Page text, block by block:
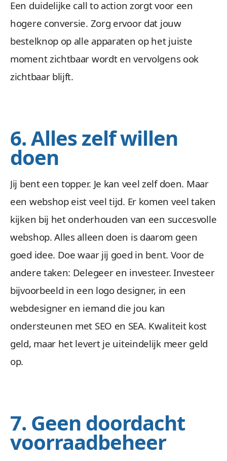
Een duidelijke call to action zorgt voor een
hogere conversie. Zorg ervoor dat jouw
bestelknop op alle apparaten op het juiste
moment zichtbaar wordt en vervolgens ook
zichtbaar blijft.
6. Alles zelf willen
doen
Jij bent een topper. Je kan veel zelf doen. Maar
een webshop eist veel tijd. Er komen veel taken
kijken bij het onderhouden van een succesvolle
webshop. Alles alleen doen is daarom geen
goed idee. Doe waar jij goed in bent. Voor de
andere taken: Delegeer en investeer. Investeer
bijvoorbeeld in een logo designer, in een
webdesigner en iemand die jou kan
ondersteunen met SEO en SEA. Kwaliteit kost
geld, maar het levert je uiteindelijk meer geld
op.
7. Geen doordacht
voorraadbeheer